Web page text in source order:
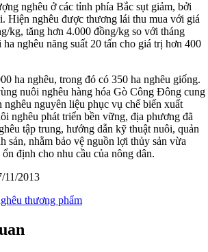
nghêu ở các tỉnh phía Bắc sụt giảm, bởi
Hiện nghêu được thương lái thu mua với giá
kg, tăng hơn 4.000 đồng/kg so với tháng
nghêu năng suất 20 tấn cho giá trị hơn 400
ha nghêu, trong đó có 350 ha nghêu giống.
nuôi nghêu hàng hóa Gò Công Đông cung
nghêu nguyên liệu phục vụ chế biến xuất
nghêu phát triển bền vững, địa phương đã
tập trung, hướng dẫn kỹ thuật nuôi, quản
sản, nhằm bảo vệ nguồn lợi thủy sản vừa
định cho nhu cầu của nông dân.
11/2013
thương phẩm